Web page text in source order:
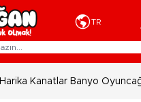
TR
Harika Kanatlar Banyo